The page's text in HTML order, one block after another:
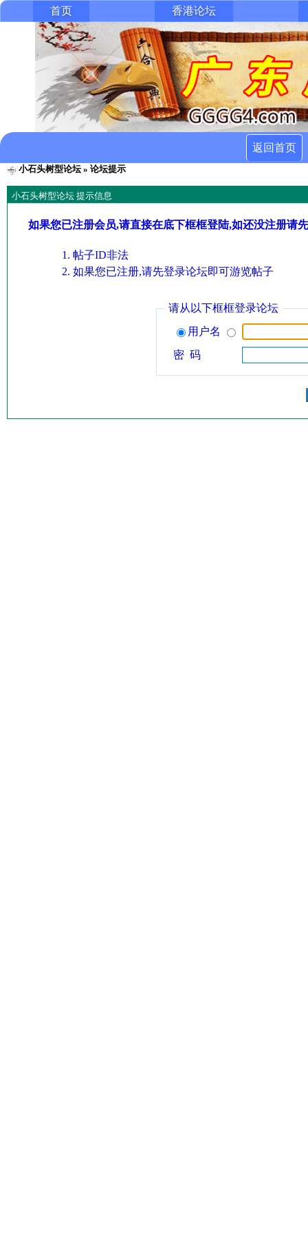
首页 香港论坛
返回首页
小石头树型论坛» 论坛提示
小石头树型论坛 提示信息
如果您已注册会员,请直接在底下框框登陆,如还没注册请
帖子ID非法
如果您已注册,请先登录论坛即可游览帖子
请从以下框框登录论坛
用户名
密 码